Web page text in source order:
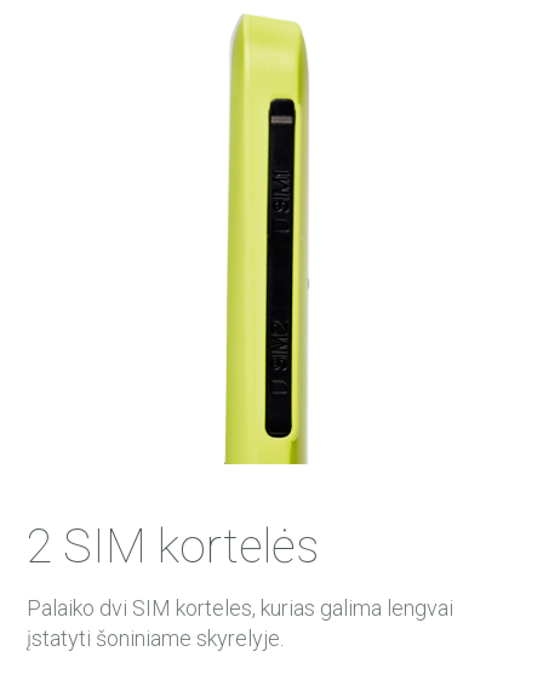
2 SIM kortelės
Palaiko dvi SIM korteles, kurias galima lengvai
įstatyti šoniniame skyrelyje.